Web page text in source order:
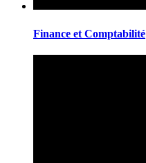
Finance et Comptabilité